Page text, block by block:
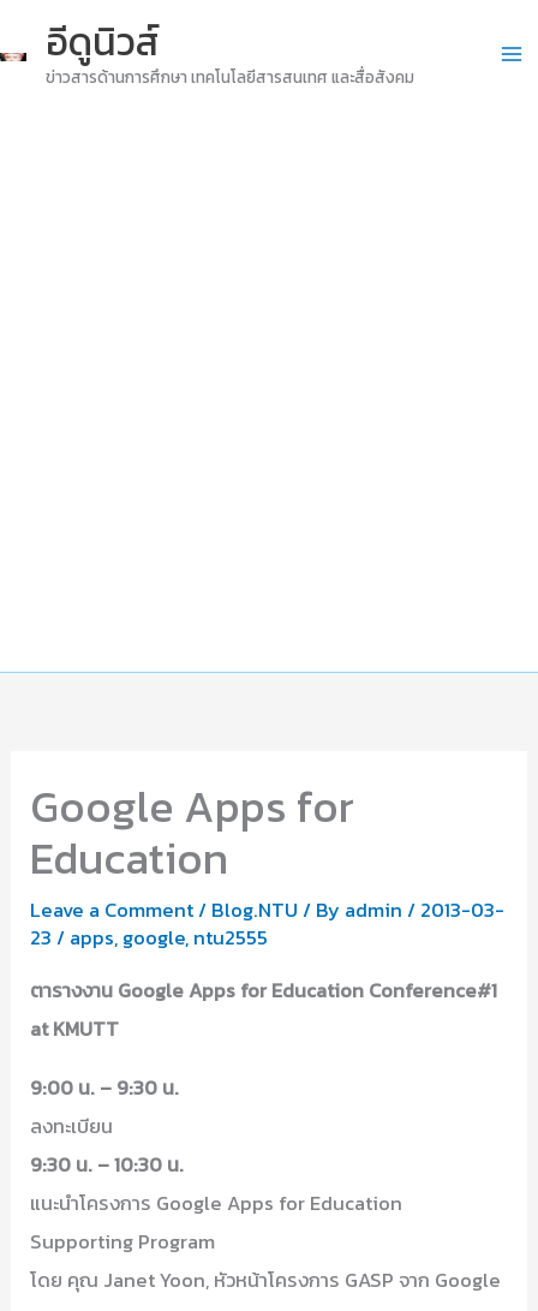
to
อีดูนิวส์
ข่าวสารด้านการศึกษา เทคโนโลยีสารสนเทศ และสื่อสังคม
Google Apps for
Education
Leave a Comment/ Blog.NTU / By admin/ 2013-03-
23/ apps, google, ntu2555
ตารางงาน Google Apps for Education Conference#1
at KMUTT
9:00 น. – 9:30 น.
ลงทะเบียน
9:30 น. – 10:30 น.
แนะนำโครงการ Google Apps for Education
Supporting Program
โดย คุณ Janet Yoon, หัวหน้าโครงการ GASP จาก Google